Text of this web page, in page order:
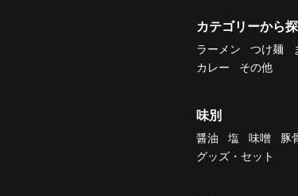
カテゴリーから
ラーメン つけ麺
カレー
その他
味別
醤油 塩 味噌 豚
グッズ・セット